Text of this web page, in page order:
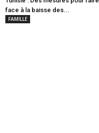
face à la baisse des...
FAMILLE